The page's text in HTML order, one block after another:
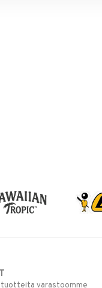
tuotteita varastoomme